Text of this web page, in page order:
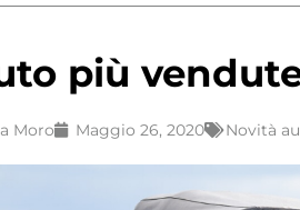
più
Moro Maggio 26, 2020 Novità